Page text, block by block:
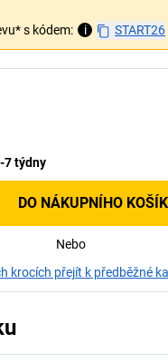
s kódem:
i START26
7 týdny
DO NÁKUPNÍHO
Nebo
krocích přejít k předběžné